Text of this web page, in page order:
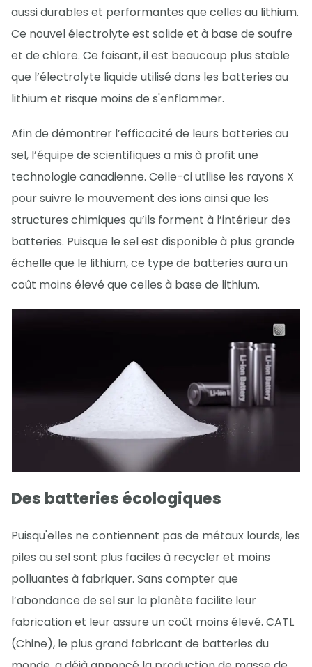
aussi durables et performantes que celles au lithium.
Ce nouvel électrolyte est solide et à base de soufre
et de chlore. Ce faisant, il est beaucoup plus stable
que l’électrolyte liquide utilisé dans les batteries au
lithium et risque moins de s'enflammer.
Afin de démontrer l’efficacité de leurs batteries au
sel, l’équipe de scientifiques a mis à profit une
technologie canadienne. Celle-ci utilise les rayons X
pour suivre le mouvement des ions ainsi que les
structures chimiques qu’ils forment à l’intérieur des
batteries. Puisque le sel est disponible à plus grande
échelle que le lithium, ce type de batteries aura un
coût moins élevé que celles à base de lithium.
Des batteries écologiques
Puisqu'elles ne contiennent pas de métaux lourds, les
piles au sel sont plus faciles à recycler et moins
polluantes à fabriquer. Sans compter que
l’abondance de sel sur la planète facilite leur
fabrication et leur assure un coût moins élevé. CATL
(Chine), le plus grand fabricant de batteries du